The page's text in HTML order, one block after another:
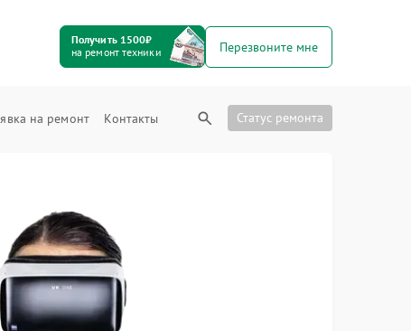
Получить 1500₽
на ремонт техники
Перезвоните мне
на ремонт Контакты Статус ремонта